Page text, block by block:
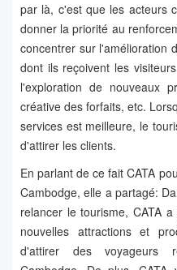
par là, c'est que les acteurs
donner la priorité au
concentrer sur l'amélioration
dont ils reçoivent les
l'exploration de nouveaux
créative des forfaits, etc.
services est meilleure, le
d'attirer les clients.
En parlant de ce fait CATA
Cambodge, elle a partagé:
relancer le tourisme, CATA
nouvelles attractions et
d'attirer des voyageurs